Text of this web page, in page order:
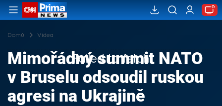
Domů Videa
Failed to fetch
Mimořádný summit NATO
v Bruselu odsoudil ruskou
agresi na Ukrajině